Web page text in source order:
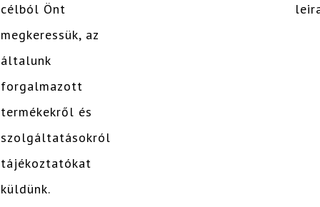
célból Önt
megkeressük, az
általunk
forgalmazott
termékekről és
szolgáltatásokról
tájékoztatókat
küldünk.